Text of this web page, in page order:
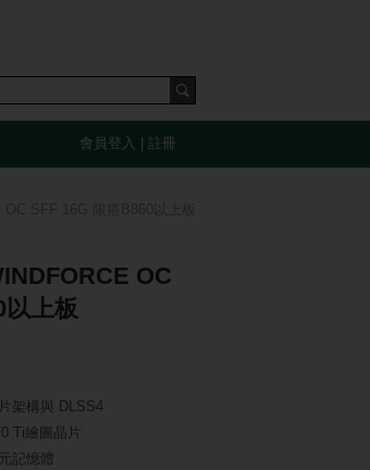
會員登入 註冊
OC
以上板
架構與 DLSS4
Ti繪圖晶片
記憶體